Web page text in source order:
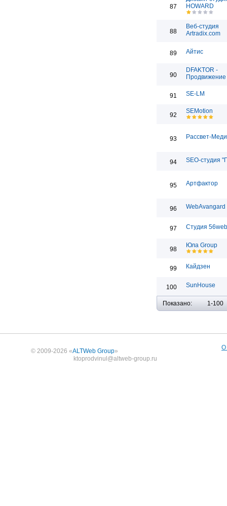
87
HOWARD
88
Веб-студия
Artradix.com
89 Айтис
90
DFAKTOR -
Продвижение
91 SE-LM
92
SEMotion
93 Рассвет-
94 SEO-студия
95 Артфактор
96 WebAvangard
97 Студия 56web
98
Юла Group
99 Кайдзен
100 SunHouse
Показано: 1-100
© 2009-2026 «ALTWeb Group»
ktoprodvinul@altweb-group.ru
О